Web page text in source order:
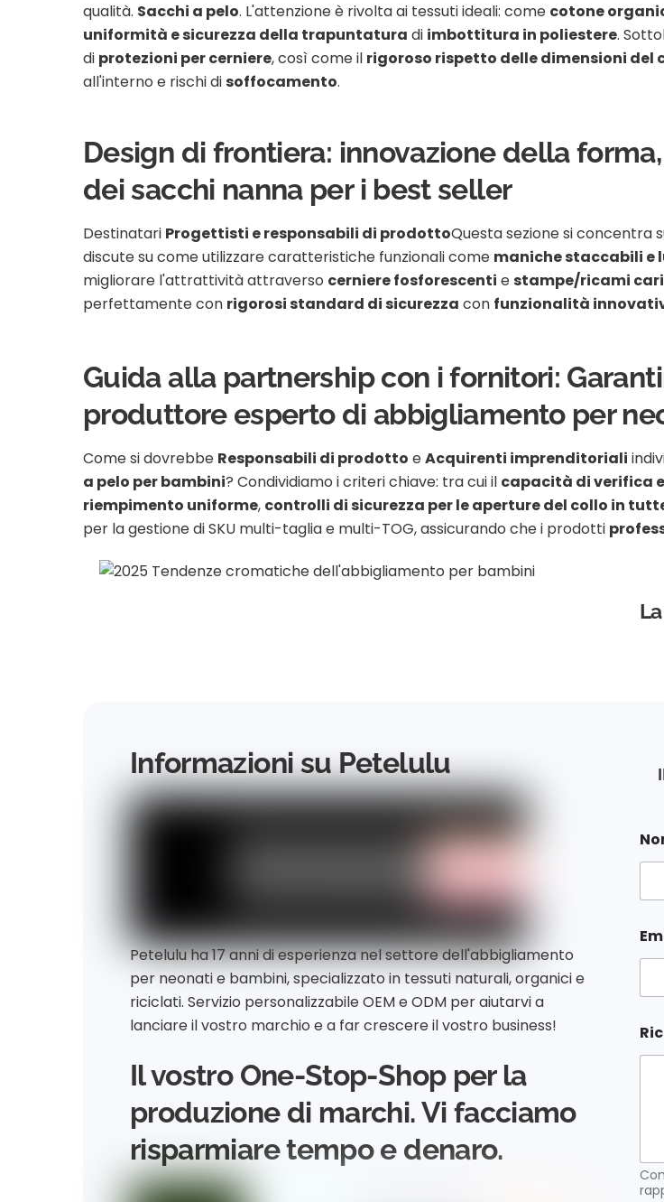
qualità. Sacchi a pelo. L'attenzione è rivolta ai tessuti ideali: come cotone
uniformità e sicurezza della trapuntatura di imbottitura in poliestere.
di protezioni per cerniere, così come il rigoroso rispetto delle dimensioni del
all'interno e rischi di soffocamento.
Design di frontiera: innovazione della
dei sacchi nanna per i best seller
Destinatari Progettisti e responsabili di prodottoQuesta sezione si concentra
discute su come utilizzare caratteristiche funzionali come maniche staccabili e
migliorare l'attrattività attraverso cerniere fosforescenti e stampe/ricami
perfettamente con rigorosi standard di sicurezza con funzionalità
Guida alla partnership con i fornitori:
produttore esperto di abbigliamento per
Come si dovrebbe Responsabili di prodotto eAcquirenti imprenditoriali
a pelo per bambini? Condividiamo i criteri chiave: tra cui il capacità di verifica
riempimento uniforme, controlli di sicurezza per le aperture del collo in
per la gestione di SKU multi-taglia e multi-TOG, assicurando che i prodotti
Informazioni su Petelulu
Petelulu ha 17 anni di esperienza nel settore dell'abbigliamento
per neonati e bambini, specializzato in tessuti naturali, organici e
riciclati. Servizio personalizzabile OEM e ODM per aiutarvi a
lanciare il vostro marchio e a far crescere il vostro business!
Il vostro One-Stop-Shop per la
produzione di marchi. Vi facciamo
risparmiare tempo e denaro.
o
m
e
s